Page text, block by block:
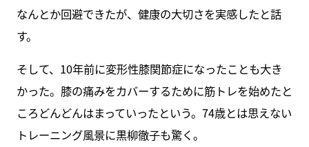
なんとか回避できたが、健康の大切さを実感したと話
す。
そして、10年前に変形性膝関節症になったことも大き
かった。膝の痛みをカバーするために筋トレを始めたと
ころどんどんはまっていったという。74歳とは思えない
トレーニング風景に黒柳徹子も驚く。